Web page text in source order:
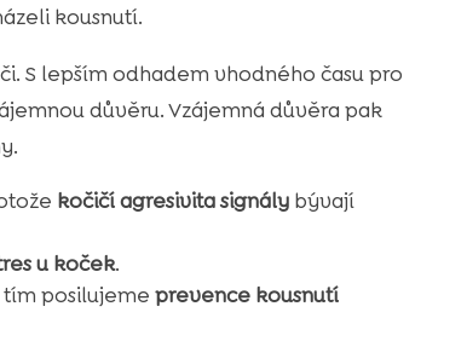
kousnutí.
S lepším odhadem vhodného času pro
důvěru. Vzájemná důvěra pak
kočičí agresivita signálybývají
u koček.
posilujeme prevence kousnutí